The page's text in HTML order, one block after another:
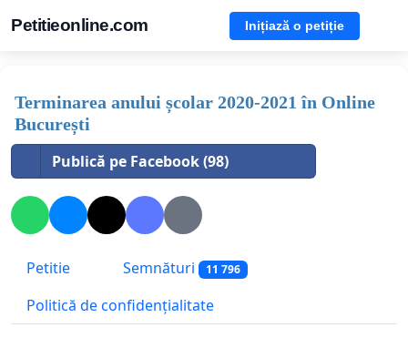
Petitieonline.com Inițiază o petiție
Terminarea anului școlar 2020-2021 în Online
București
Publică pe Facebook (98)
Petitie Semnături 11 796
Politică de confidențialitate